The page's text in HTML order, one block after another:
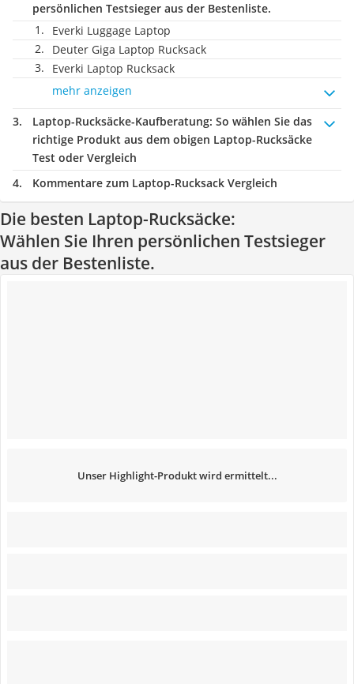
persönlichen Testsieger aus der Bestenliste.
Everki Luggage Laptop
Deuter Giga Laptop Rucksack
Everki Laptop Rucksack
mehr anzeigen
Laptop-Rucksäcke-Kaufberatung: So wählen Sie das
richtige Produkt aus dem obigen Laptop-Rucksäcke
Test oder Vergleich
Kommentare zum Laptop-Rucksack Vergleich
Die besten Laptop-Rucksäcke:
Wählen Sie Ihren persönlichen Testsieger
aus der Bestenliste.
Unser Highlight-Produkt wird ermittelt...